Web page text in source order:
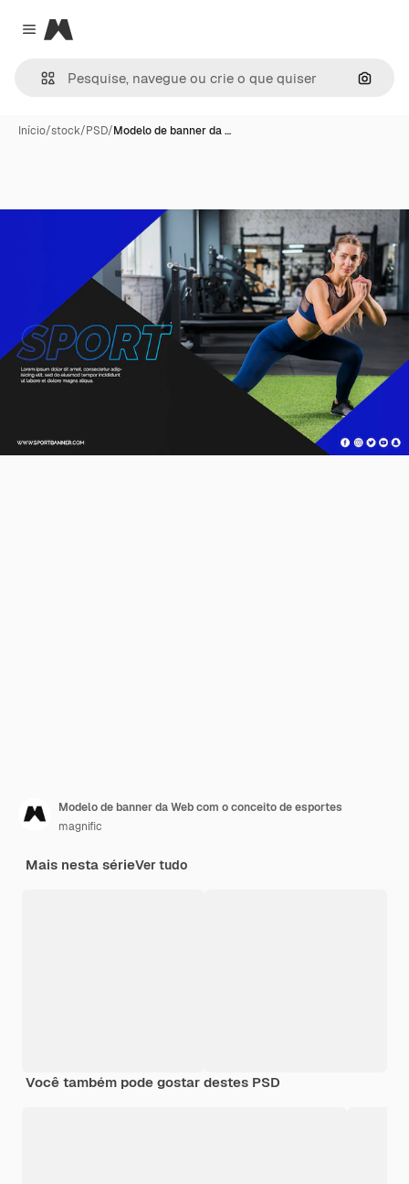
Close menu
Magnific
Início/stock/PSD/Modelo de banner da …
Modelo de banner da Web com o conceito de esportes
magnific
Mais nesta sérieVer tudo
Você também pode gostar destes PSD